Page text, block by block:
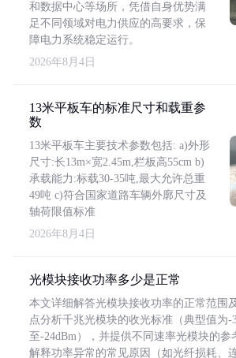
和数据中心等场所，凭借自身优势满
足不同领域对电力供应的高要求，保
障电力系统稳定运行。
2026年8月4日
13米平板车的标准尺寸和载重参
数
13米平板车主要技术参数包括: a)外形
尺寸:长13m×宽2.45m,栏板高55cm b)
承载能力:标载30-35吨,最大允许总重
49吨 c)符合国家道路车辆外廓尺寸及
轴荷限值标准
2026年8月4日
光模块接收功率多少是正常
本文详细解答光模块接收功率的正常范围
点分析千兆光模块的收光标准（典型值为-
至-24dBm），并提供不同速率光模块的参
解释功率异常的常见原因（如光纤损耗、